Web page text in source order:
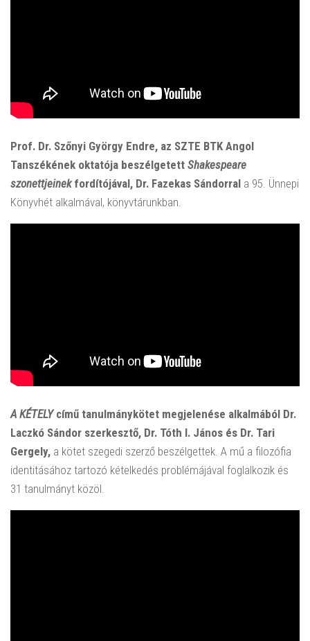
Prof. Dr. Szőnyi György Endre, az SZTE BTK Angol
Tanszékének oktatója beszélgetett Shakespeare
szonettjeinekfordítójával, Dr. Fazekas Sándorral a 95. Ünnepi
Könyvhét alkalmával, könyvtárunkban.
A KÉTELYcímű tanulmánykötet megjelenése alkalmából Dr.
Laczkó Sándor szerkesztő, Dr. Tóth I. János és Dr. Tari
Gergely, a kötet szegedi szerző beszélgettek. A mű a filozófia
identitásához tartozó kételkedés problémájával foglalkozik és
31 tanulmányt közöl.